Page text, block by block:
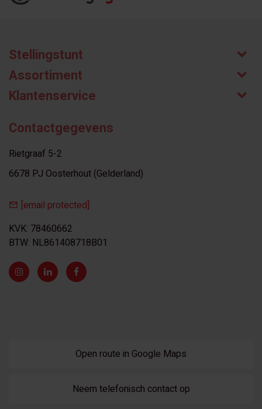
Stellingstunt
Assortiment
Klantenservice
Contactgegevens
Rietgraaf 5-2
6678 PJ Oosterhout (Gelderland)
[email protected]
KVK: 78460662
BTW: NL861408718B01
Open route in Google Maps
Neem telefonisch contact op